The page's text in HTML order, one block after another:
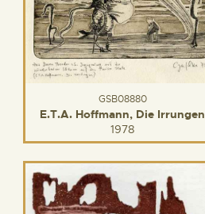
GSB08880
E.T.A. Hoffmann, Die Irrungen
1978